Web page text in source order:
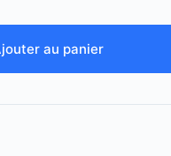
au panier